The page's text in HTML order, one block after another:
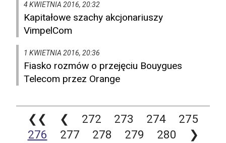
4 KWIETNIA 2016, 20:32
Kapitałowe szachy akcjonariuszy
VimpelCom
1 KWIETNIA 2016, 20:36
Fiasko rozmów o przejęciu Bouygues
Telecom przez Orange
❮❮ ❮ 272 273 274
275
276
277 278 279 280
❯